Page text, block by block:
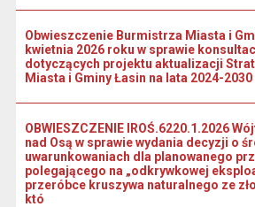
Obwieszczenie Burmistrza Miasta i
kwietnia 2026 roku w sprawie
dotyczących projektu aktualizacji
Miasta i Gminy Łasin na lata 2024-2030
OBWIESZCZENIE IROŚ.6220.1.2026
nad Osą w sprawie wydania decyzji o
uwarunkowaniach dla planowanego
polegającego na „odkrywkowej
przeróbce kruszywa naturalnego ze
któ